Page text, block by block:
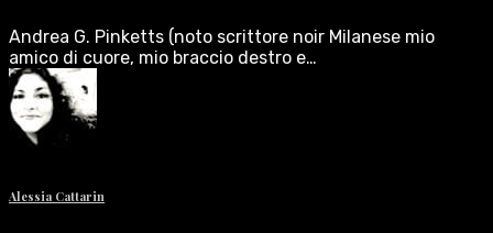
Andrea G. Pinketts (noto scrittore noir Milanese mio
amico di cuore, mio braccio destro e…
Alessia Cattarin